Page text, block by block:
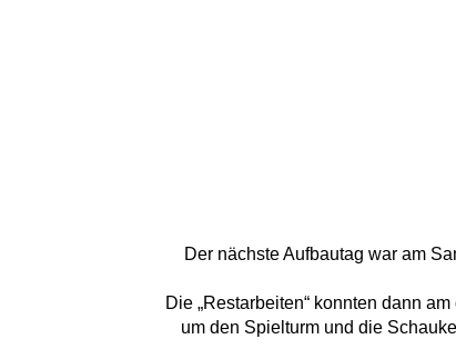
Der nächste Aufbautag war am
Die „Restarbeiten“ konnten dann
um den Spielturm und die